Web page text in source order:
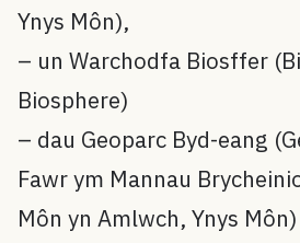
Ynys Môn),
– un Warchodfa Biosffer
Biosphere)
– dau Geoparc Byd-eang
Fawr ym Mannau
Môn yn Amlwch, Ynys Môn)